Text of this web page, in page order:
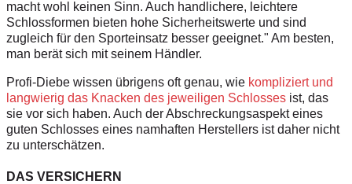
macht wohl keinen Sinn. Auch handlichere, leichtere
Schlossformen bieten hohe Sicherheitswerte und sind
zugleich für den Sporteinsatz besser geeignet." Am besten,
man berät sich mit seinem Händler.
Profi-Diebe wissen übrigens oft genau, wie kompliziert und
langwierig das Knacken des jeweiligen Schlosses ist, das
sie vor sich haben. Auch der Abschreckungsaspekt eines
guten Schlosses eines namhaften Herstellers ist daher nicht
zu unterschätzen.
DAS VERSICHERN